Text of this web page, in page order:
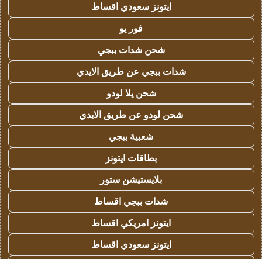
ايتونز سعودي اقساط
فور يو
شحن شدات ببجي
شدات ببجي عن طريق الايدي
شحن يلا لودو
شحن لودو عن طريق الايدي
شعبية ببجي
بطاقات ايتونز
بلايستيشن ستور
شدات ببجي اقساط
ايتونز امريكي اقساط
ايتونز سعودي اقساط